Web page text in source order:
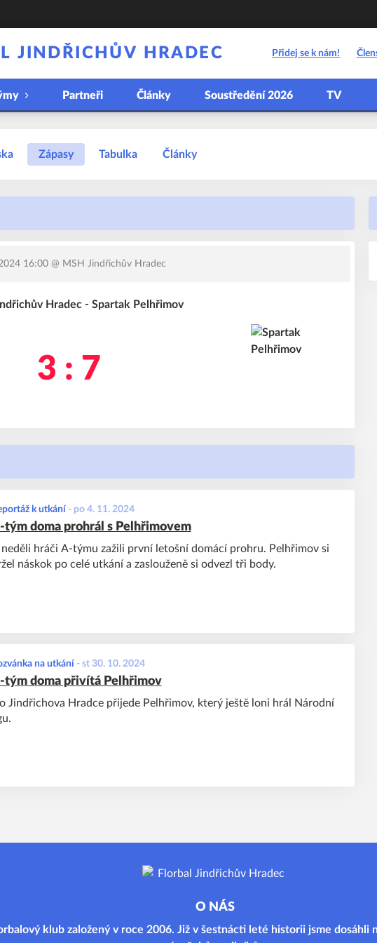
JINDŘICHŮV HRADEC Přidej se k nám!
Partneři Články Soustředění 2026 TV
Zápasy Tabulka Články
16:00 @ MSH Jindřichův Hradec
Hradec - Spartak Pelhřimov
3 : 7
k utkání - po 4. 11. 2024
tým doma prohrál s Pelhřimovem
hráči A-týmu zažili první letošní domácí prohru. Pelhřimov si
náskok po celé utkání a zaslouženě si odvezl tři body.
na utkání- st 30. 10. 2024
tým doma přivítá Pelhřimov
Jindřichova Hradce přijede Pelhřimov, který ještě loni hrál Národní
O NÁS
klub založený v roce 2006. Již v šestnácti leté historii jsme dosáhli